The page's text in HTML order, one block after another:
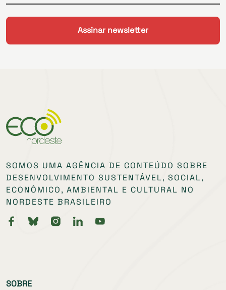
SOMOS UMA AGÊNCIA DE CONTEÚDO SOBRE
DESENVOLVIMENTO SUSTENTÁVEL, SOCIAL,
ECONÔMICO, AMBIENTAL E CULTURAL NO
NORDESTE BRASILEIRO
SOBRE